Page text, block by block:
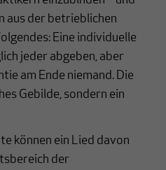
aus der betrieblichen
Eine individuelle
jeder abgeben, aber
am Ende niemand. Die
Gebilde, sondern ein
können ein Lied davon
der